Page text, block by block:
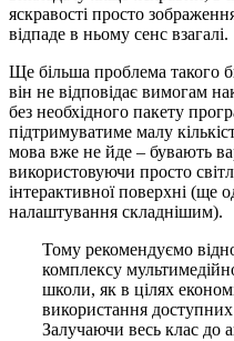
яскравості просто
відпаде в ньому сенс взагалі.
Ще більша проблема такого
він не відповідає вимогам
без необхідного пакету
підтримуватиме малу
мова вже не йде – бувають
використовуючи просто
інтерактивної поверхні (ще
налаштування складнішим).
Тому рекомендуємо
комплексу
школи, як в цілях
використання
Залучаючи весь клас до